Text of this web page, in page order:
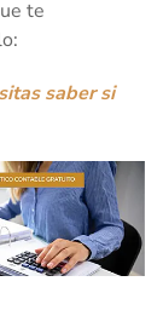
te
saber si